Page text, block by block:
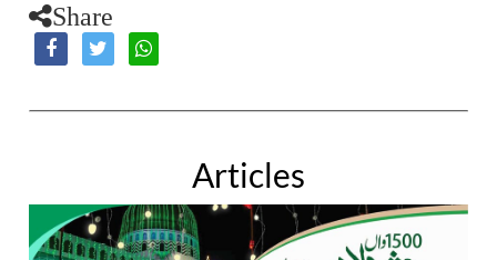
Share
Articles